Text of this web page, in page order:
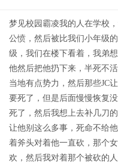
梦见校园霸凌我的人在学校
公愤，然后被比我们小年级
级，我们在楼下看着，我弟
他然后把他扔下来，半死不
当地有点势力，然后那些JC
要死了，但是后面慢慢恢复
死了，然后我想上去补几刀
让他别这么多事，死命不给
着斧头对着他一直砍，那个
欢，然后我对着那个被砍的